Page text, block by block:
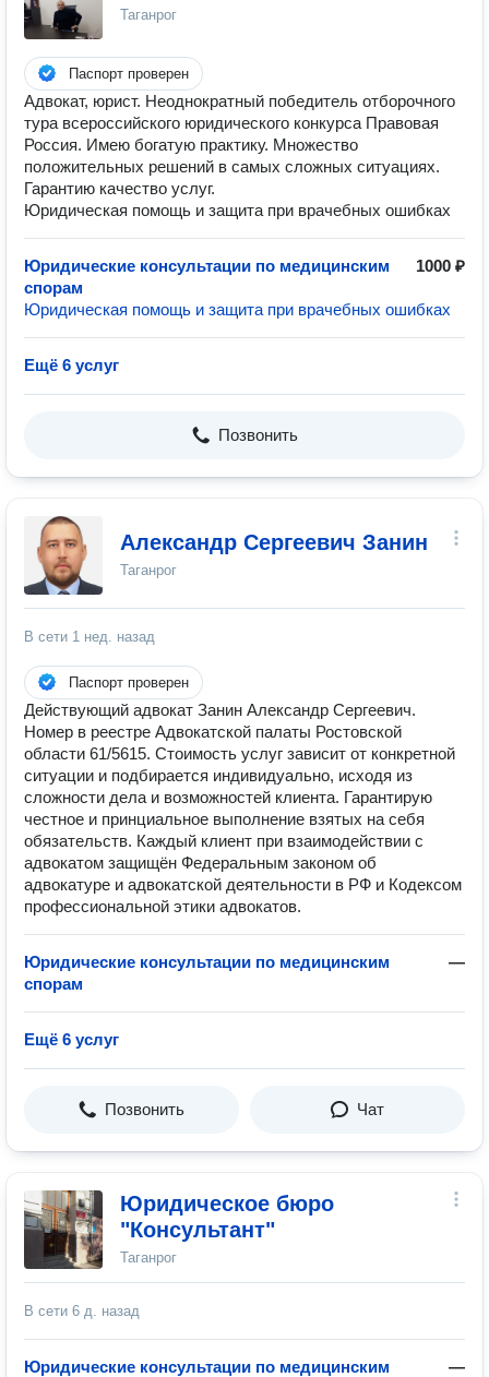
Таганрог
Паспорт проверен
Адвокат, юрист. Неоднократный победитель отборочного
тура всероссийского юридического конкурса Правовая
Россия. Имею богатую практику. Множество
положительных решений в самых сложных ситуациях.
Гарантию качество услуг.
Юридическая помощь и защита при врачебных ошибках
Юридические консультации по медицинским
спорам
1000 ₽
Юридическая помощь и защита при врачебных ошибках
Ещё 6 услуг
Позвонить
Александр Сергеевич Занин
Таганрог
В сети 1 нед. назад
Паспорт проверен
Действующий адвокат Занин Александр Сергеевич.
Номер в реестре Адвокатской палаты Ростовской
области 61/5615. Стоимость услуг зависит от конкретной
ситуации и подбирается индивидуально, исходя из
сложности дела и возможностей клиента. Гарантирую
честное и принциальное выполнение взятых на себя
обязательств. Каждый клиент при взаимодействии с
адвокатом защищён Федеральным законом об
адвокатуре и адвокатской деятельности в РФ и Кодексом
профессиональной этики адвокатов.
Юридические консультации по медицинским
спорам
—
Ещё 6 услуг
Позвонить Чат
Юридическое бюро
"Консультант"
Таганрог
В сети 6 д. назад
Юридические консультации по медицинским
—